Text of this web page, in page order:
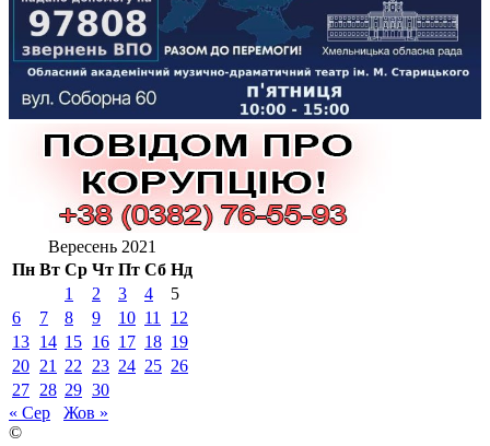
Вересень 2021
Пн Вт Ср Чт Пт Сб Нд
1
2 3 4
5
6
7 8 9 10 11
12
13 14 15 16 17 18 19
20 21 22 23 24 25 26
27 28 29 30
« Сер
Жов »
©